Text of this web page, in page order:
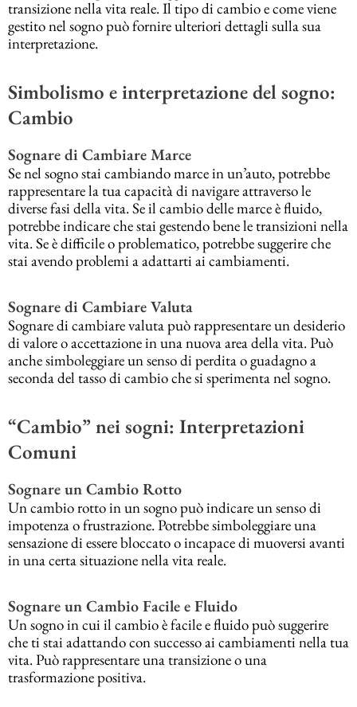
transizione nella vita reale. Il tipo di cambio e come viene
gestito nel sogno può fornire ulteriori dettagli sulla sua
interpretazione.
Simbolismo e interpretazione del sogno:
Cambio
Sognare di Cambiare Marce
Se nel sogno stai cambiando marce in un’auto, potrebbe
rappresentare la tua capacità di navigare attraverso le
diverse fasi della vita. Se il cambio delle marce è fluido,
potrebbe indicare che stai gestendo bene le transizioni nella
vita. Se è difficile o problematico, potrebbe suggerire che
stai avendo problemi a adattarti ai cambiamenti.
Sognare di Cambiare Valuta
Sognare di cambiare valuta può rappresentare un desiderio
di valore o accettazione in una nuova area della vita. Può
anche simboleggiare un senso di perdita o guadagno a
seconda del tasso di cambio che si sperimenta nel sogno.
“Cambio” nei sogni: Interpretazioni
Comuni
Sognare un Cambio Rotto
Un cambio rotto in un sogno può indicare un senso di
impotenza o frustrazione. Potrebbe simboleggiare una
sensazione di essere bloccato o incapace di muoversi avanti
in una certa situazione nella vita reale.
Sognare un Cambio Facile e Fluido
Un sogno in cui il cambio è facile e fluido può suggerire
che ti stai adattando con successo ai cambiamenti nella tua
vita. Può rappresentare una transizione o una
trasformazione positiva.